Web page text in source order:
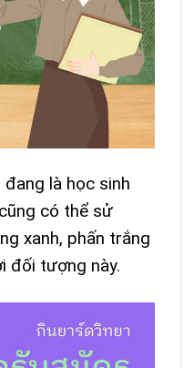
là học sinh
có thể sử
xanh, phấn trắng
đối tượng này.